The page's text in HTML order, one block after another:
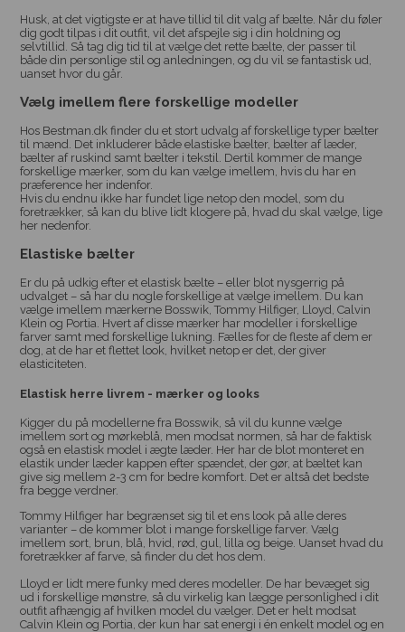
Husk, at det vigtigste er at have tillid til dit valg af bælte. Når du føler
dig godt tilpas i dit outfit, vil det afspejle sig i din holdning og
selvtillid. Så tag dig tid til at vælge det rette bælte, der passer til
både din personlige stil og anledningen, og du vil se fantastisk ud,
uanset hvor du går.
Vælg imellem flere forskellige modeller
Hos Bestman.dk finder du et stort udvalg af forskellige typer bælter
til mænd. Det inkluderer både elastiske bælter, bælter af læder,
bælter af ruskind samt bælter i tekstil. Dertil kommer de mange
forskellige mærker, som du kan vælge imellem, hvis du har en
præference her indenfor.
Hvis du endnu ikke har fundet lige netop den model, som du
foretrækker, så kan du blive lidt klogere på, hvad du skal vælge, lige
her nedenfor.
Elastiske bælter
Er du på udkig efter et elastisk bælte – eller blot nysgerrig på
udvalget – så har du nogle forskellige at vælge imellem. Du kan
vælge imellem mærkerne Bosswik, Tommy Hilfiger, Lloyd, Calvin
Klein og Portia. Hvert af disse mærker har modeller i forskellige
farver samt med forskellige lukning. Fælles for de fleste af dem er
dog, at de har et flettet look, hvilket netop er det, der giver
elasticiteten.
Elastisk herre livrem - mærker og looks
Kigger du på modellerne fra Bosswik, så vil du kunne vælge
imellem sort og mørkeblå, men modsat normen, så har de faktisk
også en elastisk model i ægte læder. Her har de blot monteret en
elastik under læder kappen efter spændet, der gør, at bæltet kan
give sig mellem 2-3 cm for bedre komfort. Det er altså det bedste
fra begge verdner.
Tommy Hilfiger har begrænset sig til et ens look på alle deres
varianter – de kommer blot i mange forskellige farver. Vælg
imellem sort, brun, blå, hvid, rød, gul, lilla og beige. Uanset hvad du
foretrækker af farve, så finder du det hos dem.
Lloyd er lidt mere funky med deres modeller. De har bevæget sig
ud i forskellige mønstre, så du virkelig kan lægge personlighed i dit
outfit afhængig af hvilken model du vælger. Det er helt modsat
Calvin Klein og Portia, der kun har sat energi i én enkelt model og en